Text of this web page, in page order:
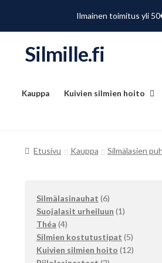
Ilmainen toimitus yli
Siirry
navigointiin
Siirry
sisältöön
Silmille.fi
Kauppa Kuivien silmien hoito
Etusivu Kauppa Silmälasien
Silmälasinauhat 66
tuotetta
Suojalasit urheiluun 11
Théa 44
tuotetta
Silmien kostutustipat 55
tuotetta
Kuivien silmien hoito 1212